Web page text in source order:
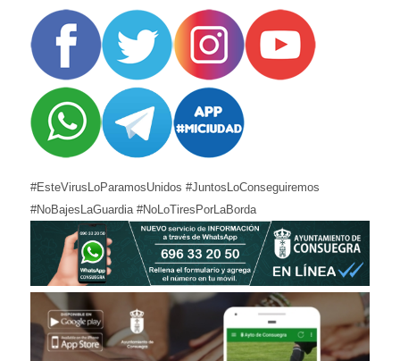
#EsteVirusLoParamosUnidos #JuntosLoConseguiremos
#NoBajesLaGuardia #NoLoTiresPorLaBorda